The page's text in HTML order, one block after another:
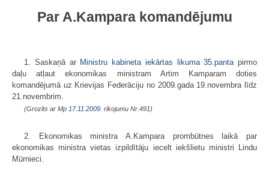
Par A.Kampara komandējumu
1. Saskaņā ar Ministru kabineta iekārtas likuma 35.panta pirmo
daļu atļaut ekonomikas ministram Artim Kamparam doties
komandējumā uz Krievijas Federāciju no 2009.gada 19.novembra līdz
21.novembrim.
(Grozīts ar Mp 17.11.2009. rīkojumu Nr.491)
2. Ekonomikas ministra A.Kampara prombūtnes laikā par
ekonomikas ministra vietas izpildītāju iecelt iekšlietu ministri Lindu
Mūrnieci.